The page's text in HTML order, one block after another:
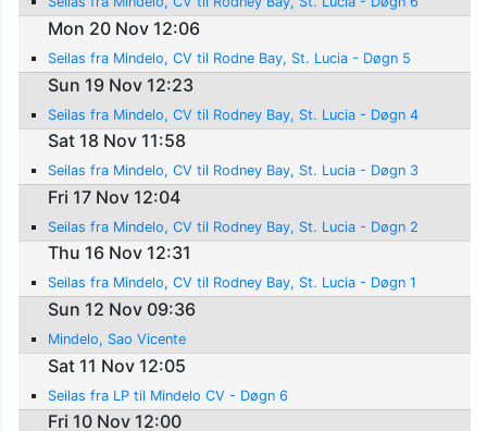
Mon 20 Nov 12:06
Seilas fra Mindelo, CV til Rodne Bay, St. Lucia - Døgn 5
Sun 19 Nov 12:23
Seilas fra Mindelo, CV til Rodney Bay, St. Lucia - Døgn 4
Sat 18 Nov 11:58
Seilas fra Mindelo, CV til Rodney Bay, St. Lucia - Døgn 3
Fri 17 Nov 12:04
Seilas fra Mindelo, CV til Rodney Bay, St. Lucia - Døgn 2
Thu 16 Nov 12:31
Seilas fra Mindelo, CV til Rodney Bay, St. Lucia - Døgn 1
Sun 12 Nov 09:36
Mindelo, Sao Vicente
Sat 11 Nov 12:05
Seilas fra LP til Mindelo CV - Døgn 6
Fri 10 Nov 12:00